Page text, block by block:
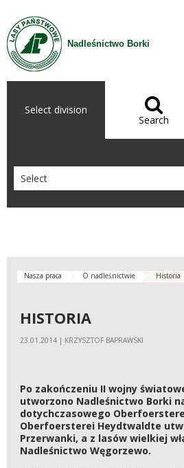
Skip to Content
Nadleśnictwo Borki
Select division 
Search
Nasza praca O nadleśnictwie Historia
HISTORIA
23.01.2014 | KRZYSZTOF BAPRAWSKI
Po zakończeniu II wojny
utworzono Nadleśnictwo Borki
dotychczasowego
Oberfoersterei Heydtwaldte
Przerwanki, a z lasów wielkiej
Nadleśnictwo Węgorzewo.